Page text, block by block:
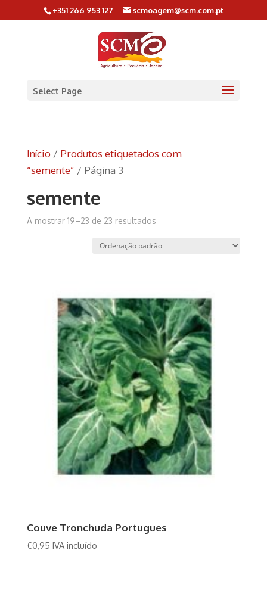
+351 266 953 127 scmoagem@scm.com.pt
Select Page
Início/ Produtos etiquetados com
“semente” / Página 3
semente
A mostrar 19–23 de 23 resultados
Couve Tronchuda Portugues
€0,95 IVA incluído